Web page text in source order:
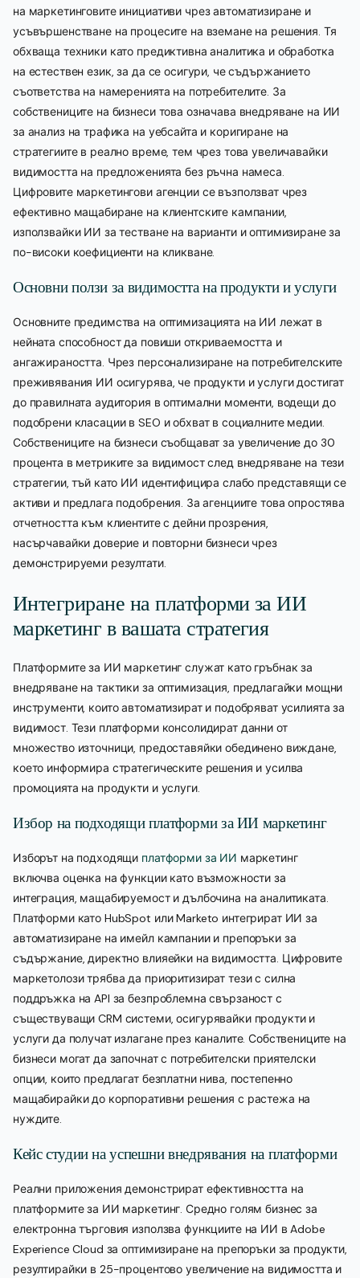
на маркетинговите инициативи чрез автоматизиране и
усъвършенстване на процесите на вземане на решения. Тя
обхваща техники като предиктивна аналитика и обработка
на естествен език, за да се осигури, че съдържанието
съответства на намеренията на потребителите. За
собствениците на бизнеси това означава внедряване на ИИ
за анализ на трафика на уебсайта и коригиране на
стратегиите в реално време, тем чрез това увеличавайки
видимостта на предложенията без ръчна намеса.
Цифровите маркетингови агенции се възползват чрез
ефективно мащабиране на клиентските кампании,
използвайки ИИ за тестване на варианти и оптимизиране за
по-високи коефициенти на кликване.
Основни ползи за видимостта на продукти и услуги
Основните предимства на оптимизацията на ИИ лежат в
нейната способност да повиши откриваемостта и
ангажираността. Чрез персонализиране на потребителските
преживявания ИИ осигурява, че продукти и услуги достигат
до правилната аудитория в оптимални моменти, водещи до
подобрени класации в SEO и обхват в социалните медии.
Собствениците на бизнеси съобщават за увеличение до 30
процента в метриките за видимост след внедряване на тези
стратегии, тъй като ИИ идентифицира слабо представящи се
активи и предлага подобрения. За агенциите това опростява
отчетността към клиентите с дейни прозрения,
насърчавайки доверие и повторни бизнеси чрез
демонстрируеми резултати.
Интегриране на платформи за ИИ
маркетинг в вашата стратегия
Платформите за ИИ маркетинг служат като гръбнак за
внедряване на тактики за оптимизация, предлагайки мощни
инструменти, които автоматизират и подобряват усилията за
видимост. Тези платформи консолидират данни от
множество източници, предоставяйки обединено виждане,
което информира стратегическите решения и усилва
промоцията на продукти и услуги.
Избор на подходящи платформи за ИИ маркетинг
Изборът на подходящи платформи за ИИ маркетинг
включва оценка на функции като възможности за
интеграция, мащабируемост и дълбочина на аналитиката.
Платформи като HubSpot или Marketo интегрират ИИ за
автоматизиране на имейл кампании и препоръки за
съдържание, директно влияейки на видимостта. Цифровите
маркетолози трябва да приоритизират тези с силна
поддръжка на API за безпроблемна свързаност с
съществуващи CRM системи, осигурявайки продукти и
услуги да получат излагане през каналите. Собствениците на
бизнеси могат да започнат с потребителски приятелски
опции, които предлагат безплатни нива, постепенно
мащабирайки до корпоративни решения с растежа на
нуждите.
Кейс студии на успешни внедрявания на платформи
Реални приложения демонстрират ефективността на
платформите за ИИ маркетинг. Средно голям бизнес за
електронна търговия използва функциите на ИИ в Adobe
Experience Cloud за оптимизиране на препоръки за продукти,
резултирайки в 25-процентово увеличение на видимостта и